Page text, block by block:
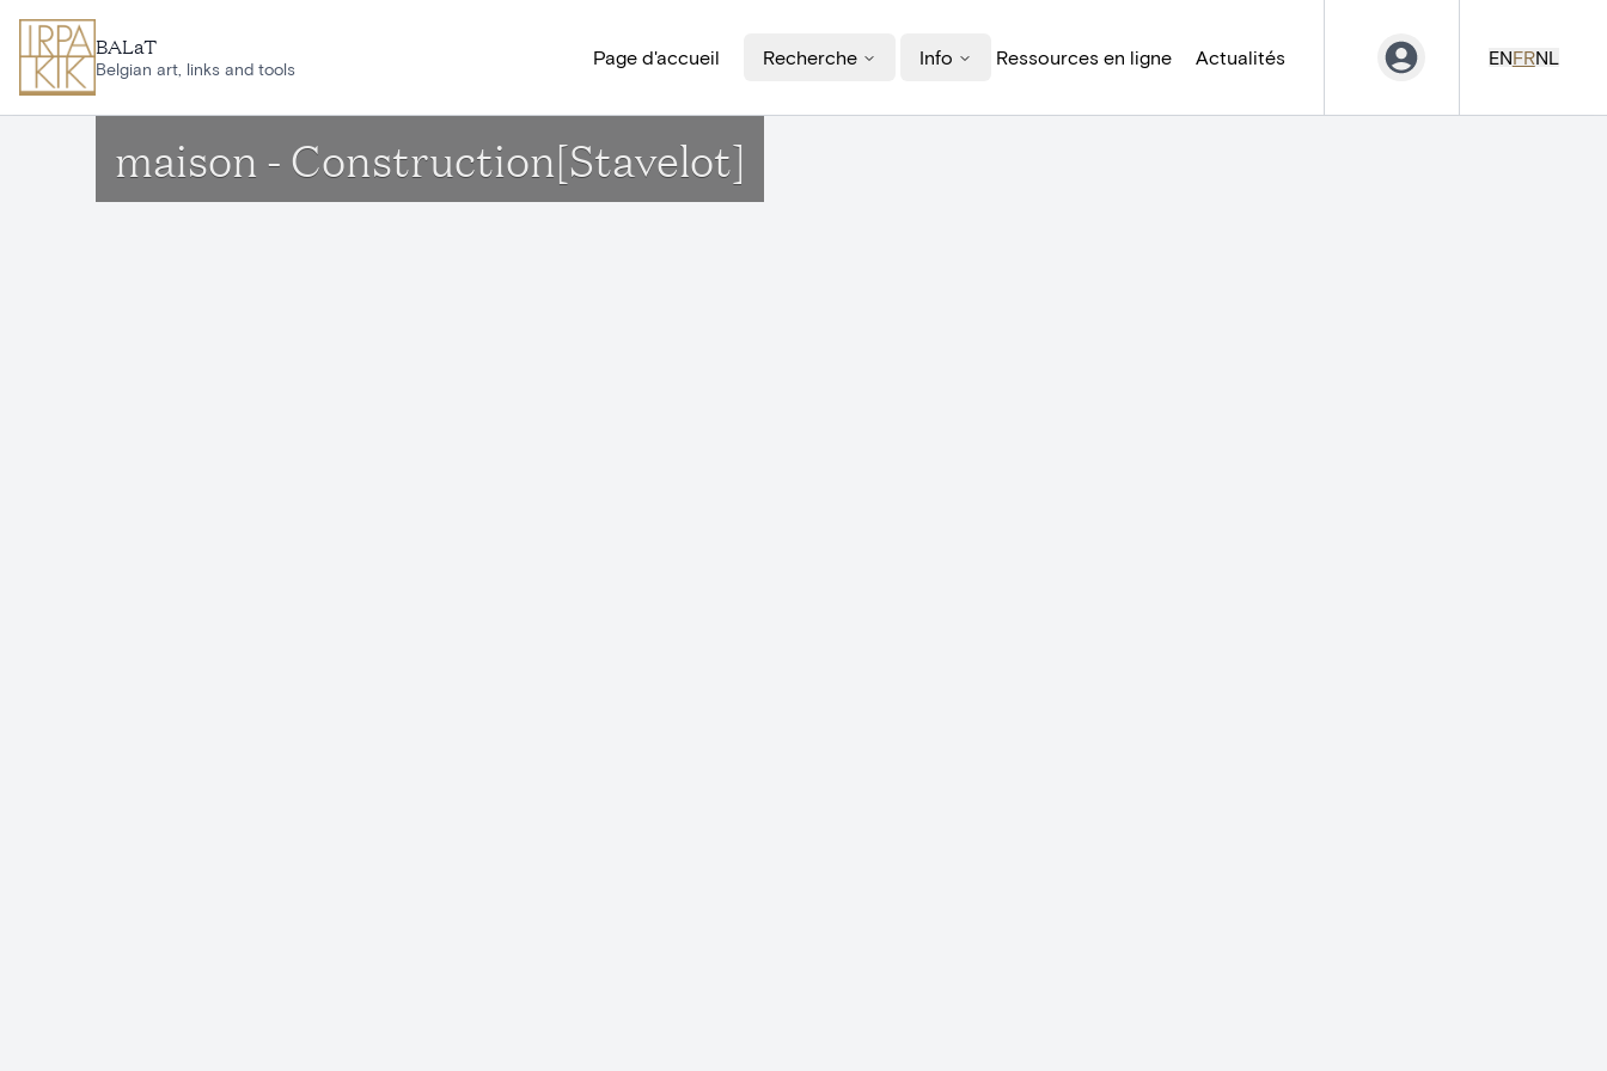
BALaT
Belgian art, links and tools
Page d'accueil Recherche Info Ressources en ligne Actualités ENFRNL
maison - Construction[Stavelot]